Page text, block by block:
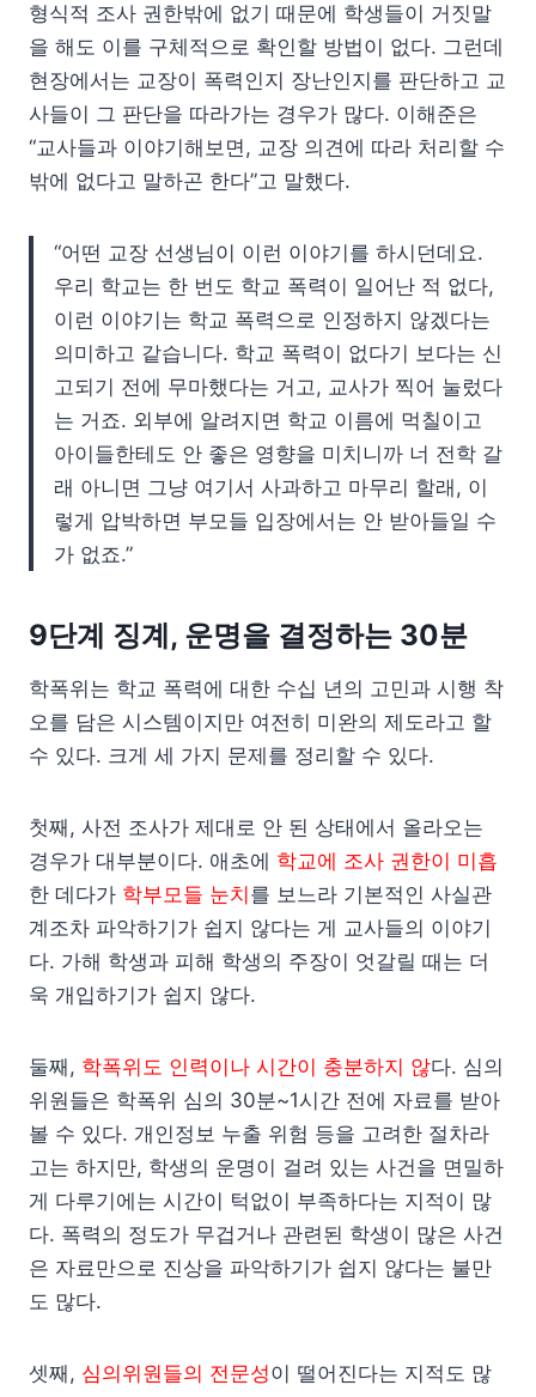
형식적 조사 권한밖에 없기 때문에 학생들이 거짓말
을 해도 이를 구체적으로 확인할 방법이 없다. 그런데
현장에서는 교장이 폭력인지 장난인지를 판단하고 교
사들이 그 판단을 따라가는 경우가 많다. 이해준은
“교사들과 이야기해보면, 교장 의견에 따라 처리할 수
밖에 없다고 말하곤 한다”고 말했다.
“어떤 교장 선생님이 이런 이야기를 하시던데요.
우리 학교는 한 번도 학교 폭력이 일어난 적 없다,
이런 이야기는 학교 폭력으로 인정하지 않겠다는
의미하고 같습니다. 학교 폭력이 없다기 보다는 신
고되기 전에 무마했다는 거고, 교사가 찍어 눌렀다
는 거죠. 외부에 알려지면 학교 이름에 먹칠이고
아이들한테도 안 좋은 영향을 미치니까 너 전학 갈
래 아니면 그냥 여기서 사과하고 마무리 할래, 이
렇게 압박하면 부모들 입장에서는 안 받아들일 수
가 없죠.”
9단계 징계, 운명을 결정하는 30분
학폭위는 학교 폭력에 대한 수십 년의 고민과 시행 착
오를 담은 시스템이지만 여전히 미완의 제도라고 할
수 있다. 크게 세 가지 문제를 정리할 수 있다.
첫째, 사전 조사가 제대로 안 된 상태에서 올라오는
경우가 대부분이다. 애초에 학교에 조사 권한이 미흡
한 데다가 학부모들 눈치 를 보느라 기본적인 사실관
계조차 파악하기가 쉽지 않다는 게 교사들의 이야기
다. 가해 학생과 피해 학생의 주장이 엇갈릴 때는 더
욱 개입하기가 쉽지 않다.
둘째, 학폭위도 인력이나 시간이 충분하지 않다. 심의
위원들은 학폭위 심의 30분~1시간 전에 자료를 받아
볼 수 있다. 개인정보 누출 위험 등을 고려한 절차라
고는 하지만, 학생의 운명이 걸려 있는 사건을 면밀하
게 다루기에는 시간이 턱없이 부족하다는 지적이 많
다. 폭력의 정도가 무겁거나 관련된 학생이 많은 사건
은 자료만으로 진상을 파악하기가 쉽지 않다는 불만
도 많다.
셋째, 심의위원들의 전문성이 떨어진다는 지적도 많